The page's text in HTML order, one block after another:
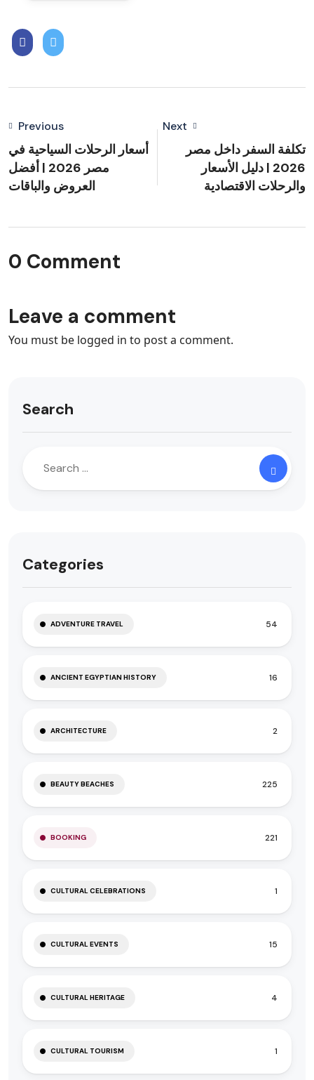
Previous
أسعار الرحلات السياحية في
مصر 2026 | أفضل
العروض والباقات
Next
تكلفة السفر داخل مصر
2026 | دليل الأسعار
والرحلات الاقتصادية
0 Comment
Leave a comment
You must be logged in to post a comment.
Search
Categories
ADVENTURE TRAVEL 54
ANCIENT EGYPTIAN HISTORY 16
ARCHITECTURE 2
BEAUTY BEACHES 225
BOOKING 221
CULTURAL CELEBRATIONS 1
CULTURAL EVENTS 15
CULTURAL HERITAGE 4
CULTURAL TOURISM 1